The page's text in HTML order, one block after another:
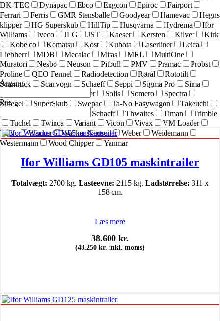
DK-TEC
Dynapac Ebco Engcon Epiroc
Fairport
Ferrari
Ferris GMR Stensballe Goodyear Hamevac
Hegns
klipper
HG Superskub HillTip Husqvarna Hydrema
Ifor
Williams
Iveco JLG JST Kaeser Kersten Kilver
Kirk
Kobelco
Komatsu Kost Kubota Laserliner
Leica
Liebherr
MDB Mecalac Mitas MRL
MultiOne
Muratori
Nesbo Neuson Pitbull PMV Pramac
Probst
Proline
QEO Fennel Radiodetection Rørål
Rototilt
Scantruck
Scanvogn Schaeff Seppi Sigma Pro
Sima
sneskraber Solis Somero
Spectra
Striegel
SuperSkub Swepac Ta-No Easywagon
Takeuchi
Terex Schaeff Thwaites Timan
Trimble
Tuchel
Twinca Variant Vicon Vivax
VM Loader
Volvo
Wacker Wacker Neuson Weber
Weidemann
Westermann
Wood Chipper Yanmar
Årgang
Pris
Ifor Williams GD105 maskintrailer
Totalvægt: 2700 kg. Lasteevne: 2115 kg. Ladstørrelse: 311 x
158 cm.
Læs mere
38.600 kr.
(48.250 kr. inkl. moms)